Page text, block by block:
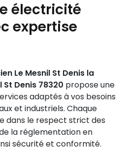
électricité
expertise
Le Mesnil St Denis la
St Denis 78320 propose une
adaptés à vos besoins
et industriels. Chaque
dans le respect strict des
la réglementation en
sécurité et conformité.